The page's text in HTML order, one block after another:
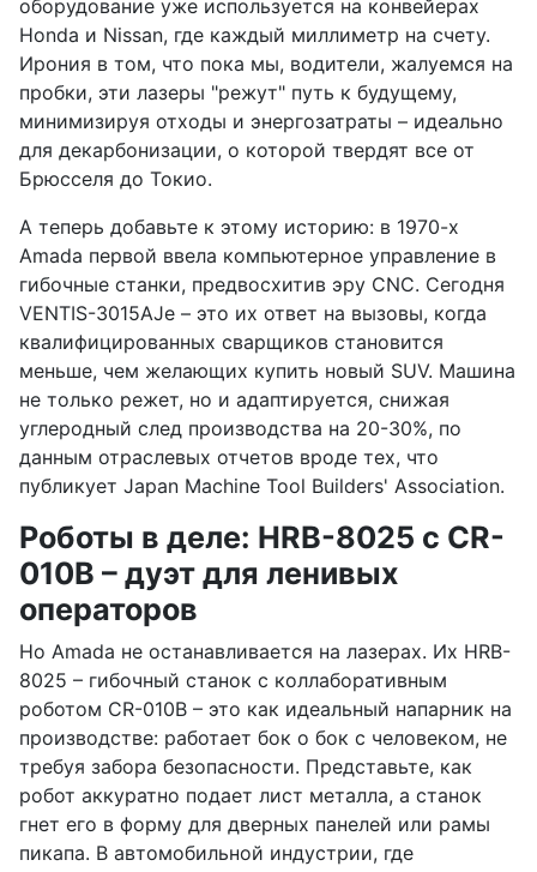
оборудование уже используется на конвейерах
Honda и Nissan, где каждый миллиметр на счету.
Ирония в том, что пока мы, водители, жалуемся на
пробки, эти лазеры "режут" путь к будущему,
минимизируя отходы и энергозатраты – идеально
для декарбонизации, о которой твердят все от
Брюсселя до Токио.
А теперь добавьте к этому историю: в 1970-х
Amada первой ввела компьютерное управление в
гибочные станки, предвосхитив эру CNC. Сегодня
VENTIS-3015AJe – это их ответ на вызовы, когда
квалифицированных сварщиков становится
меньше, чем желающих купить новый SUV. Машина
не только режет, но и адаптируется, снижая
углеродный след производства на 20-30%, по
данным отраслевых отчетов вроде тех, что
публикует Japan Machine Tool Builders' Association.
Роботы в деле: HRB-8025 с CR-
010B – дуэт для ленивых
операторов
Но Amada не останавливается на лазерах. Их HRB-
8025 – гибочный станок с коллаборативным
роботом CR-010B – это как идеальный напарник на
производстве: работает бок о бок с человеком, не
требуя забора безопасности. Представьте, как
робот аккуратно подает лист металла, а станок
гнет его в форму для дверных панелей или рамы
пикапа. В автомобильной индустрии, где